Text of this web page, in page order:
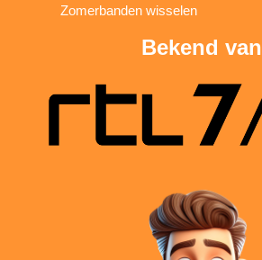
Zomerbanden wisselen
Bekend van